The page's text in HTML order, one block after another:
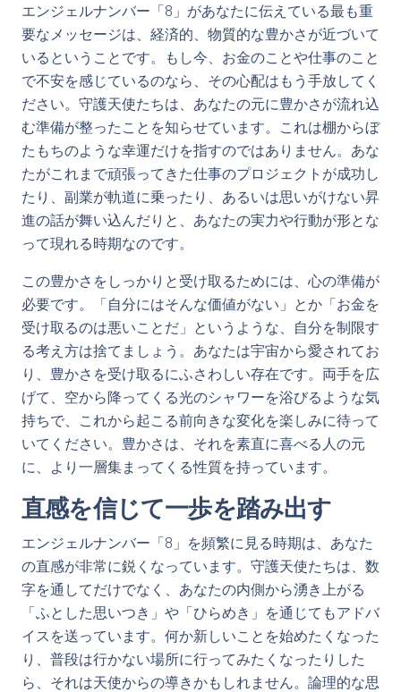
エンジェルナンバー「8」があなたに伝えている最も重
要なメッセージは、経済的、物質的な豊かさが近づいて
いるということです。もし今、お金のことや仕事のこと
で不安を感じているのなら、その心配はもう手放してく
ださい。守護天使たちは、あなたの元に豊かさが流れ込
む準備が整ったことを知らせています。これは棚からぼ
たもちのような幸運だけを指すのではありません。あな
たがこれまで頑張ってきた仕事のプロジェクトが成功し
たり、副業が軌道に乗ったり、あるいは思いがけない昇
進の話が舞い込んだりと、あなたの実力や行動が形とな
って現れる時期なのです。
この豊かさをしっかりと受け取るためには、心の準備が
必要です。「自分にはそんな価値がない」とか「お金を
受け取るのは悪いことだ」というような、自分を制限す
る考え方は捨てましょう。あなたは宇宙から愛されてお
り、豊かさを受け取るにふさわしい存在です。両手を広
げて、空から降ってくる光のシャワーを浴びるような気
持ちで、これから起こる前向きな変化を楽しみに待って
いてください。豊かさは、それを素直に喜べる人の元
に、より一層集まってくる性質を持っています。
直感を信じて一歩を踏み出す
エンジェルナンバー「8」を頻繁に見る時期は、あなた
の直感が非常に鋭くなっています。守護天使たちは、数
字を通してだけでなく、あなたの内側から湧き上がる
「ふとした思いつき」や「ひらめき」を通じてもアドバ
イスを送っています。何か新しいことを始めたくなった
り、普段は行かない場所に行ってみたくなったりした
ら、それは天使からの導きかもしれません。論理的な思